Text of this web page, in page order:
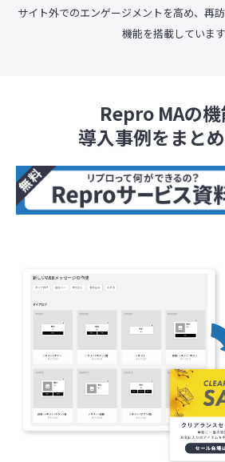
サイト外でのエンゲージメントを高め、再
機能を搭載しています
Repro MAの機
導入事例をまと